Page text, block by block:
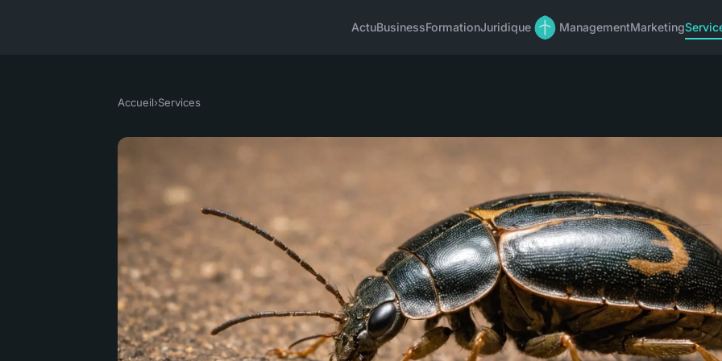
ActuBusinessFormationJuridique ManagementMarketing
Accueil›Services